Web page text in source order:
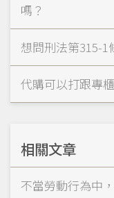
嗎？
想問刑法第315-1
代購可以打跟專
相關文章
不當勞動行為中